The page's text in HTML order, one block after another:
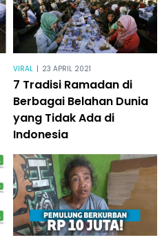
VIRAL | 23 APRIL 2021
7 Tradisi Ramadan di
Berbagai Belahan Dunia
yang Tidak Ada di
Indonesia